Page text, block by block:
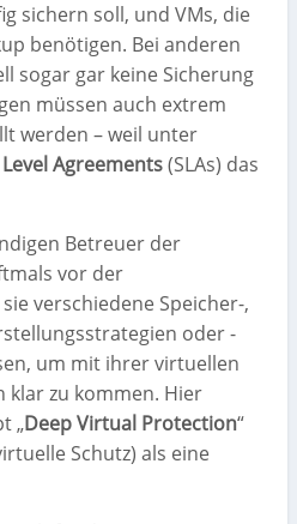
sichern soll, und VMs, die
benötigen. Bei anderen
sogar gar keine Sicherung
müssen auch extrem
werden – weil unter
Agreements(SLAs) das
Betreuer der
vor der
verschiedene Speicher-,
oder -
um mit ihrer virtuellen
klar zu kommen. Hier
„Deep Virtual Protection“
Schutz) als eine